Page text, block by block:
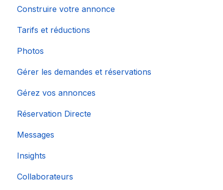
Construire votre annonce
Tarifs et réductions
Photos
Gérer les demandes et réservations
Gérez vos annonces
Réservation Directe
Messages
Insights
Collaborateurs